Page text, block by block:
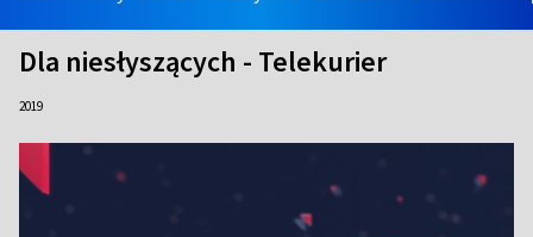
Dla niesłyszących - Telekurier
2019